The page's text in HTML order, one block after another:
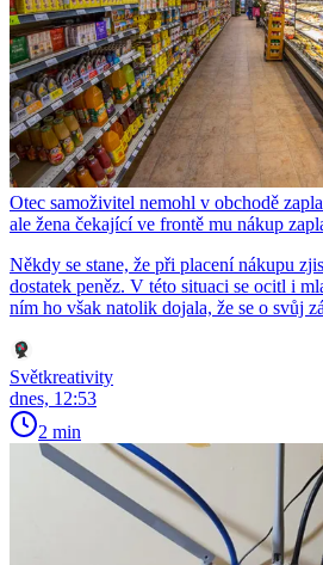
Otec samoživitel nemohl v obchodě
ale žena čekající ve frontě mu nákup
Někdy se stane, že při placení nákupu
dostatek peněz. V této situaci se ocitl i
ním ho však natolik dojala, že se o svůj
Světkreativity
dnes, 12:53
2 min